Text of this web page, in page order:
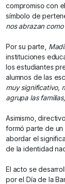
compromiso con
símbolo de
nos abrazan
Por su parte,
instituciones
los estudiantes
alumnos de las
muy significativo,
agrupa las
Asimismo,
formó parte de
abordar el
de la identidad
El acto se
por el Día de la